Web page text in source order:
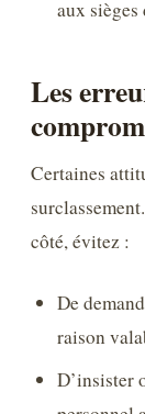
aux sièges
Les
Certaines
côté, évitez :
De
raison
D’insister